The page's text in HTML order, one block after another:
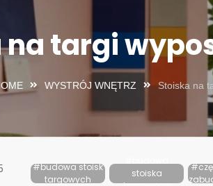
na targi
WYSTRÓJ WNĘTRZ Stoiska na
#budowa stoisk
targowych
stoiska